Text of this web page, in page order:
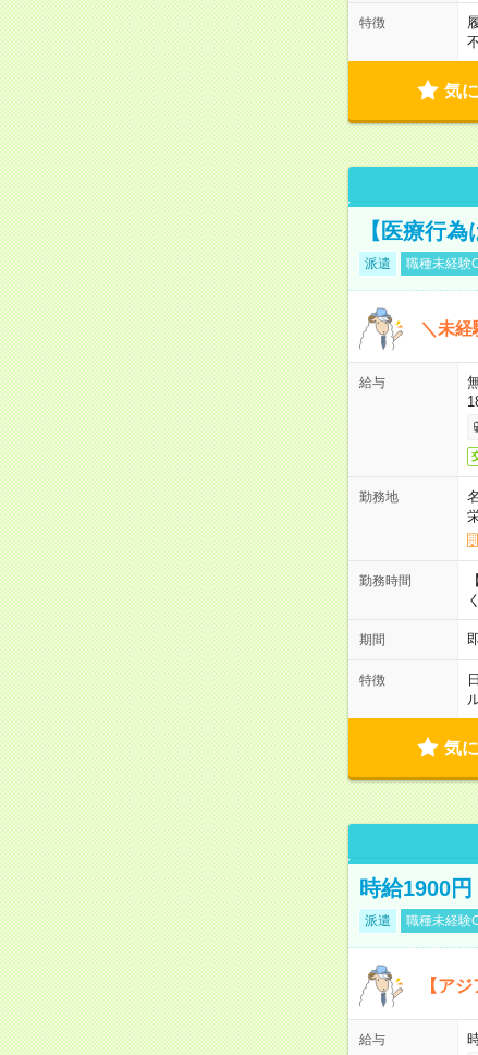
特徴
気
【医療行
派遣 職種未経験
＼未経
給与
勤務地
勤務時間
期間
特徴
気
時給1900
派遣 職種未経験
【ア
給与